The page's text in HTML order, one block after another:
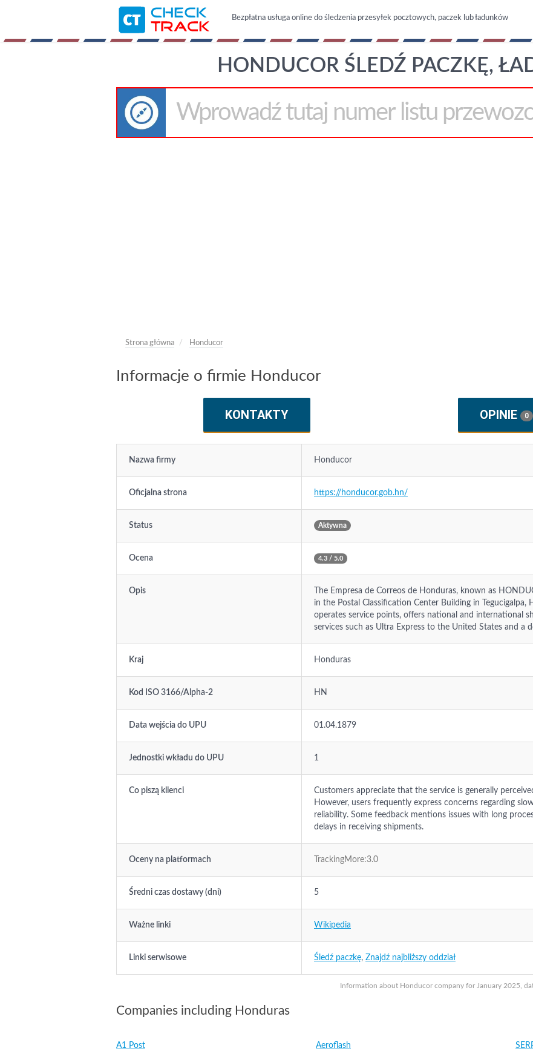
Bezpłatna usługa online do śledzenia przesyłek pocztowych, paczek lub ładunków
HONDUCOR ŚLEDŹ PACZKĘ,
Strona główna Honducor
Informacje o firmie Honducor
KONTAKTY OPINIE 0
Information about Honducor company for January 2025,
Nazwa firmy Honducor
Oficjalna strona https://honducor.gob.hn/
Status Aktywna
Ocena 4.3 / 5.0
Opis
The Empresa de Correos de Honduras, known as
in the Postal Classification Center Building in
operates service points, offers national and international
services such as Ultra Express to the United States and a
Kraj Honduras
Kod ISO 3166/Alpha-2 HN
Data wejścia do UPU 01.04.1879
Jednostki wkładu do UPU 1
Co piszą klienci
Customers appreciate that the service is generally
However, users frequently express concerns regarding
reliability. Some feedback mentions issues with long
delays in receiving shipments.
Oceny na platformach TrackingMore:3.0
Średni czas dostawy (dni) 5
Ważne linki Wikipedia
Linki serwisowe Śledź paczkę, Znajdź najbliższy oddział
Companies including Honduras
A1 Post Aeroflash